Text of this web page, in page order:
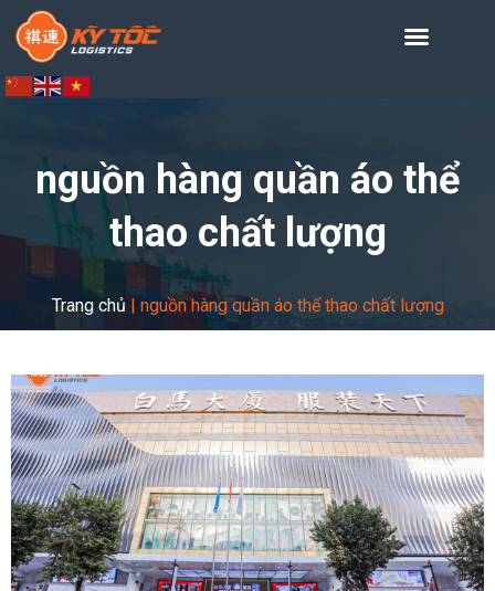
nguồn hàng quần áo thể
thao chất lượng
Trang chủ | nguồn hàng quần áo thể thao chất lượng